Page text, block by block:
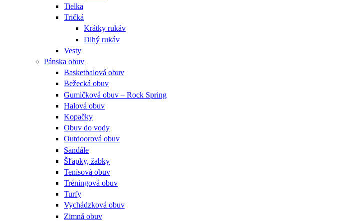
Tielka
Tričká
Krátky rukáv
Dlhý rukáv
Vesty
Pánska obuv
Basketbalová obuv
Bežecká obuv
Gumičková obuv – Rock Spring
Halová obuv
Kopačky
Obuv do vody
Outdoorová obuv
Sandále
Šľapky, žabky
Tenisová obuv
Tréningová obuv
Turfy
Vychádzková obuv
Zimná obuv